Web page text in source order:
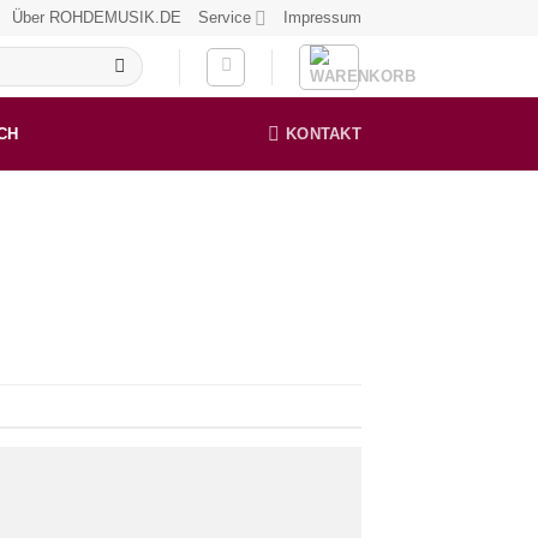
Über ROHDEMUSIK.DE Service Impressum
KONTAKT